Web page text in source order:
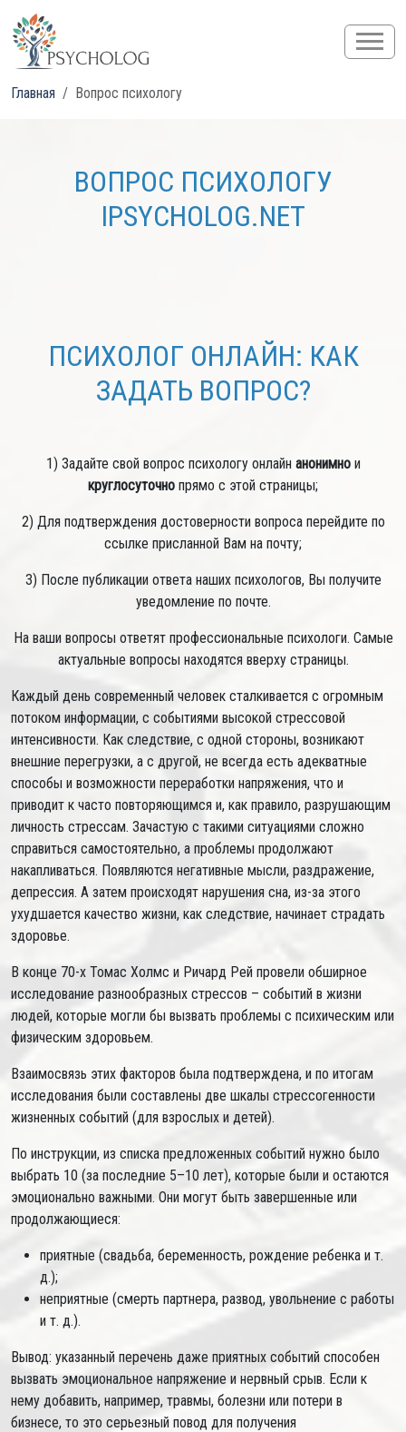
Главная Вопрос психологу
ВОПРОС ПСИХОЛОГУ
IPSYCHOLOG.NET
ПСИХОЛОГ ОНЛАЙН: КАК
ЗАДАТЬ ВОПРОС?
1) Задайте свой вопрос психологу онлайн анонимно и
круглосуточно прямо с этой страницы;
2) Для подтверждения достоверности вопроса перейдите по
ссылке присланной Вам на почту;
3) После публикации ответа наших психологов, Вы получите
уведомление по почте.
На ваши вопросы ответят профессиональные психологи. Самые
актуальные вопросы находятся вверху страницы.
Каждый день современный человек сталкивается с огромным
потоком информации, с событиями высокой стрессовой
интенсивности. Как следствие, с одной стороны, возникают
внешние перегрузки, а с другой, не всегда есть адекватные
способы и возможности переработки напряжения, что и
приводит к часто повторяющимся и, как правило, разрушающим
личность стрессам. Зачастую с такими ситуациями сложно
справиться самостоятельно, а проблемы продолжают
накапливаться. Появляются негативные мысли, раздражение,
депрессия. А затем происходят нарушения сна, из-за этого
ухудшается качество жизни, как следствие, начинает страдать
здоровье.
В конце 70-х Томас Холмс и Ричард Рей провели обширное
исследование разнообразных стрессов – событий в жизни
людей, которые могли бы вызвать проблемы с психическим или
физическим здоровьем.
Взаимосвязь этих факторов была подтверждена, и по итогам
исследования были составлены две шкалы стрессогенности
жизненных событий (для взрослых и детей).
По инструкции, из списка предложенных событий нужно было
выбрать 10 (за последние 5–10 лет), которые были и остаются
эмоционально важными. Они могут быть завершенные или
продолжающиеся:
приятные (свадьба, беременность, рождение ребенка и т.
д.);
неприятные (смерть партнера, развод, увольнение с работы
и т. д.).
Вывод: указанный перечень даже приятных событий способен
вызвать эмоциональное напряжение и нервный срыв. Если к
нему добавить, например, травмы, болезни или потери в
бизнесе, то это серьезный повод для получения